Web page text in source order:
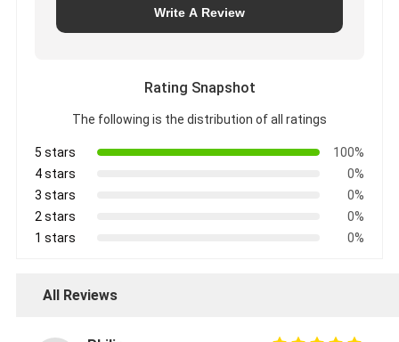
Write A Review
Rating Snapshot
The following is the distribution of all ratings
5 stars
100%
4 stars
0%
3 stars
0%
2 stars
0%
1 stars
0%
All Reviews